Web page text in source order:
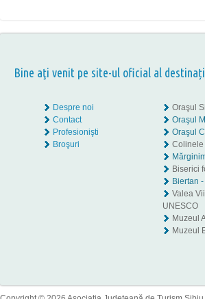
Bine aţi venit pe site-ul oficial al
Despre noi
Contact
Profesionişti
Broşuri
Oraşul
Oraşul
Oraşul
Colinele
Biserici
Biertan
Valea
UNESCO
Muzeul
Muzeul